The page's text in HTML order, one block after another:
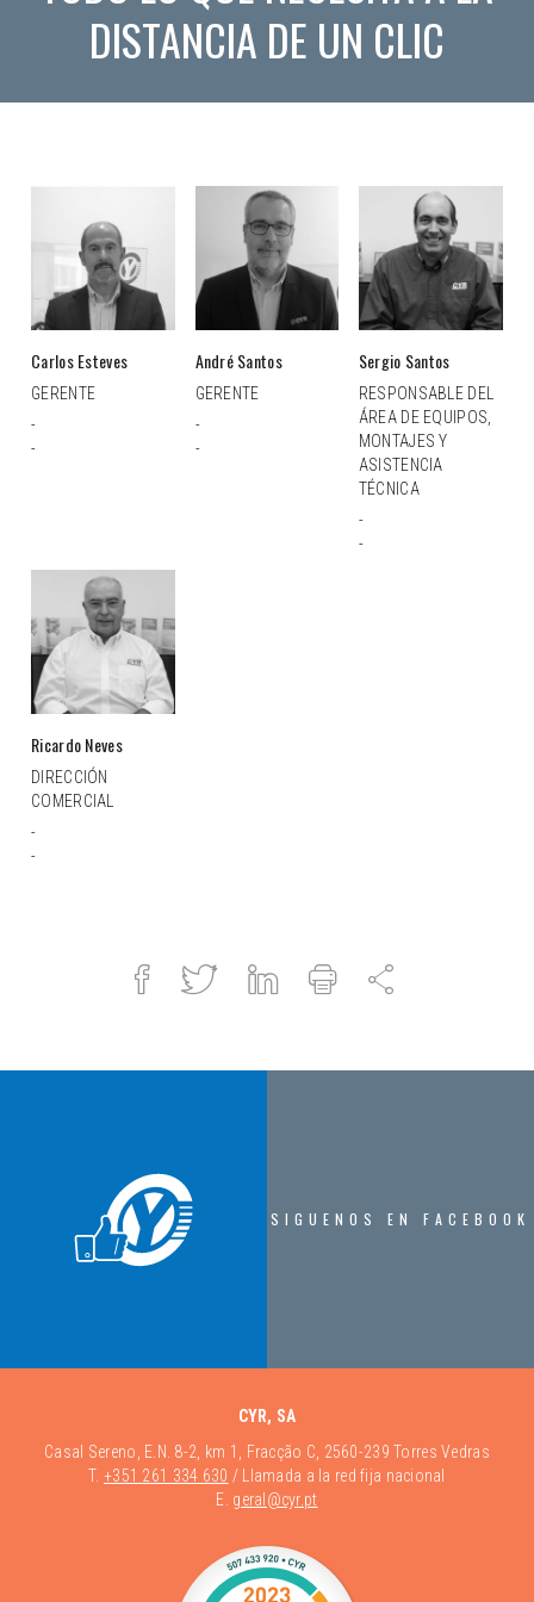
DISTANCIA DE UN CLIC
Carlos Esteves
GERENTE
-
-
André Santos
GERENTE
-
-
Sergio Santos
RESPONSABLE DEL
ÁREA DE EQUIPOS,
MONTAJES Y
ASISTENCIA
TÉCNICA
-
-
Ricardo Neves
DIRECCIÓN
COMERCIAL
-
-
Facebook
TwitterLinkedImprimirCompartir
SIGUENOS EN FACEBOOK
CYR, SA
Casal Sereno, E.N. 8-2, km 1, Fracção C, 2560-239 Torres Vedras
T.+351 261 334 630 / Llamada a la red fija nacional
E. geral@cyr.pt